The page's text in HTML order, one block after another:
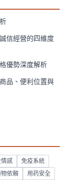
信經營的四維度
優勢深度解析
品、便利位置與
情感 免疫系統
物依賴 用药安全